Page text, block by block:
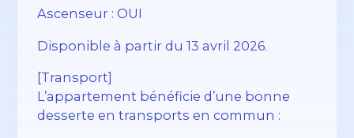
Ascenseur : OUI
Disponible à partir du 13 avril 2026.
[Transport]
L’appartement bénéficie d’une bonne
desserte en transports en commun :